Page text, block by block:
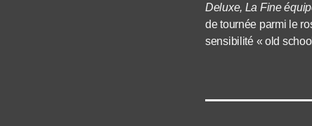
Deluxe, La Fine
de tournée parmi le
sensibilité « old